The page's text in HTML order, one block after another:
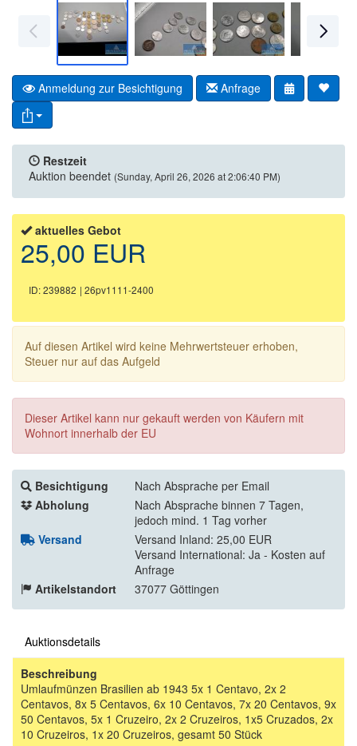
Anmeldung zur Besichtigung Anfrage
Restzeit
Auktion beendet (Sunday, April 26, 2026 at 2:06:40 PM)
aktuelles Gebot
25,00 EUR
ID: 239882 | 26pv1111-2400
Auf diesen Artikel wird keine Mehrwertsteuer erhoben,
Steuer nur auf das Aufgeld
Dieser Artikel kann nur gekauft werden von Käufern mit
Wohnort innerhalb der EU
Besichtigung
Nach Absprache per Email
Abholung
Nach Absprache binnen 7 Tagen,
jedoch mind. 1 Tag vorher
Versand
Versand Inland: 25,00 EUR
Versand International: Ja - Kosten auf
Anfrage
Artikelstandort
37077 Göttingen
Auktionsdetails
Beschreibung
Umlaufmünzen Brasilien ab 1943 5x 1 Centavo, 2x 2
Centavos, 8x 5 Centavos, 6x 10 Centavos, 7x 20 Centavos, 9x
50 Centavos, 5x 1 Cruzeiro, 2x 2 Cruzeiros, 1x5 Cruzados, 2x
10 Cruzeiros, 1x 20 Cruzeiros, gesamt 50 Stück